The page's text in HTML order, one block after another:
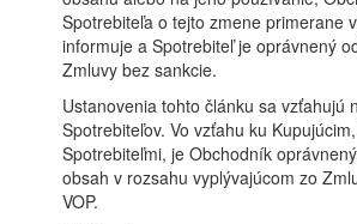
Spotrebiteľa o tejto zmene primerane
informuje a Spotrebiteľ je oprávnený
Zmluvy bez sankcie.
Ustanovenia tohto článku sa vzťahujú
Spotrebiteľov. Vo vzťahu ku
Spotrebiteľmi, je Obchodník
obsah v rozsahu vyplývajúcom zo
VOP.